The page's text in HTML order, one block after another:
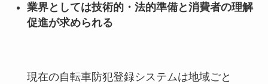
業界としては技術的・法的準備と消費者の理解
促進が求められる
現在の自転車防犯登録システムは地域ごと